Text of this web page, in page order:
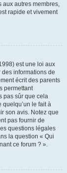
aux autres membres,
rapide et vivement
est une loi aux
informations de
écrit des parents
permettant
pas sûr que cela
quelqu’un le fait à
son avis. Notez que
pas fournir de
questions légales
la question « Qui
ce forum ? ».